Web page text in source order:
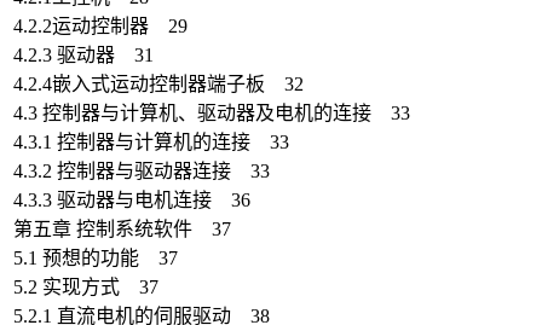
4.2.2运动控制器 29
4.2.3 驱动器 31
4.2.4嵌入式运动控制器端子板 32
4.3 控制器与计算机、驱动器及电机的连接 33
4.3.1 控制器与计算机的连接 33
4.3.2 控制器与驱动器连接 33
4.3.3 驱动器与电机连接 36
第五章 控制系统软件 37
5.1 预想的功能 37
5.2 实现方式 37
5.2.1 直流电机的伺服驱动 38